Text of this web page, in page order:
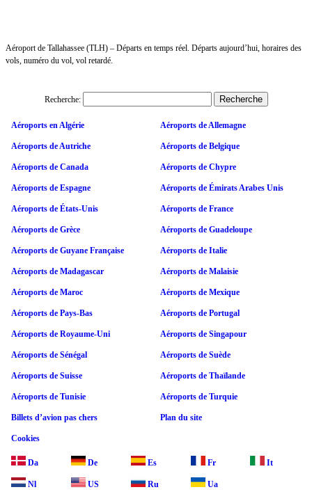
Aéroport de Tallahassee (TLH) – Départs en temps réel. Départs aujourd’hui, horaires des
vols, numéro du vol, vol retardé.
Recherche:
Aéroports en Algérie Aéroports de Allemagne
Aéroports de Autriche Aéroports de Belgique
Aéroports de Canada Aéroports de Chypre
Aéroports de Espagne Aéroports de Émirats Arabes Unis
Aéroports de États-Unis Aéroports de France
Aéroports de Grèce Aéroports de Guadeloupe
Aéroports de Guyane Française Aéroports de Italie
Aéroports de Madagascar Aéroports de Malaisie
Aéroports de Maroc Aéroports de Mexique
Aéroports de Pays-Bas Aéroports de Portugal
Aéroports de Royaume-Uni Aéroports de Singapour
Aéroports de Sénégal Aéroports de Suède
Aéroports de Suisse Aéroports de Thaïlande
Aéroports de Tunisie Aéroports de Turquie
Billets d’avion pas chers Plan du site
Cookies
Da De Es Fr It
Nl US Ru Ua